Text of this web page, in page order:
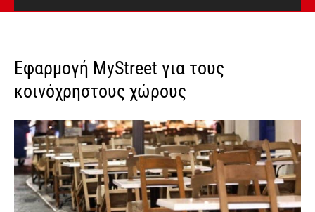
Εφαρμογή MyStreet για τους
κοινόχρηστους χώρους